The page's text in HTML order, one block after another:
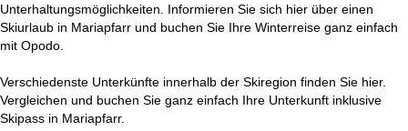
e
t
Unterhaltungsmöglichkeiten. Informieren Sie sich hier über einen
Skiurlaub in Mariapfarr und buchen Sie Ihre Winterreise ganz einfach
mit Opodo.
Verschiedenste Unterkünfte innerhalb der Skiregion finden Sie hier.
Vergleichen und buchen Sie ganz einfach Ihre Unterkunft inklusive
Skipass in Mariapfarr.